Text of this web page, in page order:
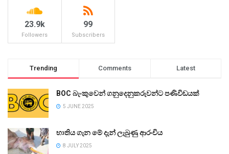
23.9k
Followers
99
Subscribers
Trending Comments Latest
BOC බැංකුවෙන් ගනුදෙනුකරුවන්ට පණිවිඩයක්
5 JUNE 2025
භාතිය ගැන මේ දැන් ලැබුණු ආරංචිය
8 JULY 2025